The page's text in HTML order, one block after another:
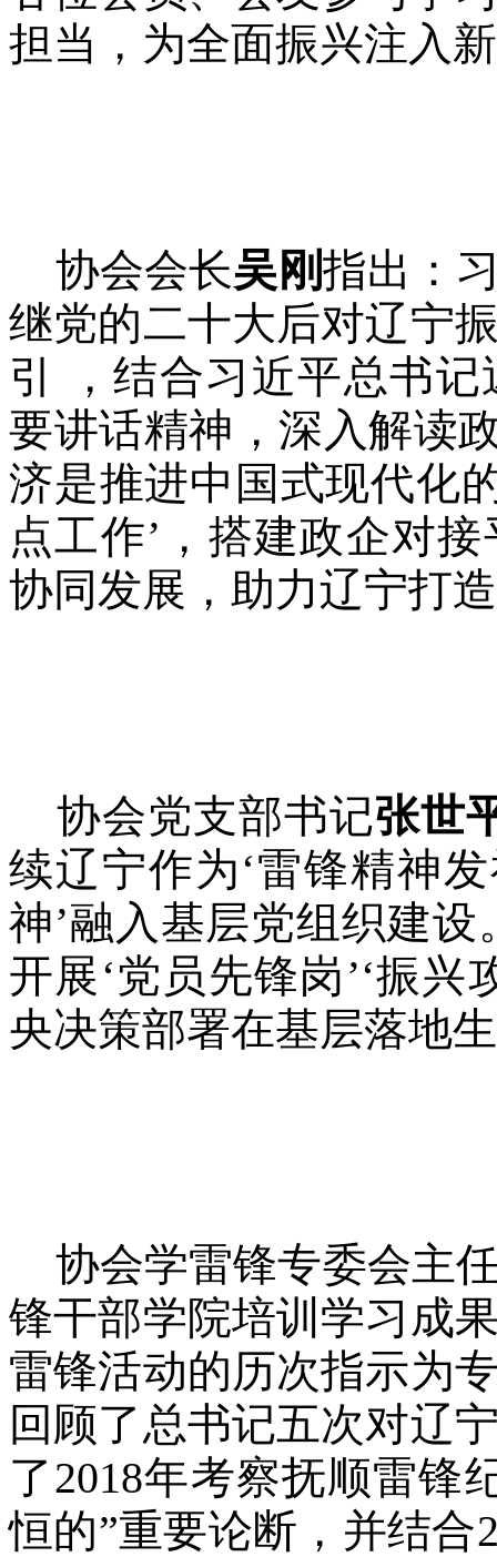
担当，为全面振兴注入
协会会长吴刚指出：
继党的二十大后对辽宁
引 ，结合习近平总书
要讲话精神，深入解读
济是推进中国式现代化
点工作’，搭建政企对
协同发展，助力辽宁打
协会党支部书记张世
续辽宁作为‘雷锋精神
神’融入基层党组织建设
开展‘党员先锋岗’‘振
央决策部署在基层落地
协会学雷锋专委会主
锋干部学院培训学习成
雷锋活动的历次指示为
回顾了总书记五次对辽
了2018年考察抚顺雷锋
恒的”重要论断，并结合